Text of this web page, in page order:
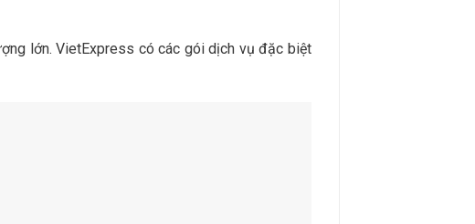
lớn. VietExpress có các gói dịch vụ đặc biệt